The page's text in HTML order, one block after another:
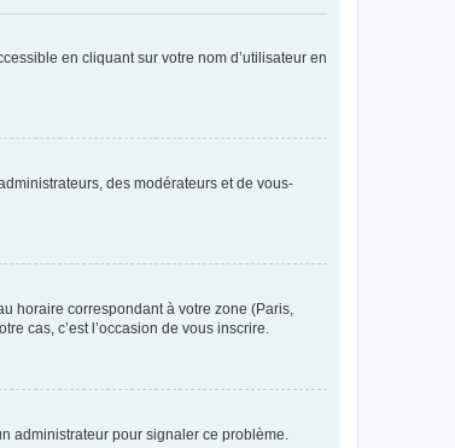
en cliquant sur votre nom d’utilisateur en
des modérateurs et de vous-
horaire correspondant à votre zone (Paris,
cas, c’est l’occasion de vous inscrire.
administrateur pour signaler ce problème.